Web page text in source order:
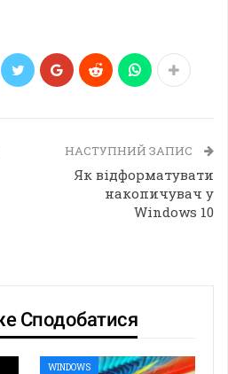
НАСТУПНИЙ ЗАПИС
Як відформатувати
накопичувач у
Windows 10
Сподобатися
WINDOWS